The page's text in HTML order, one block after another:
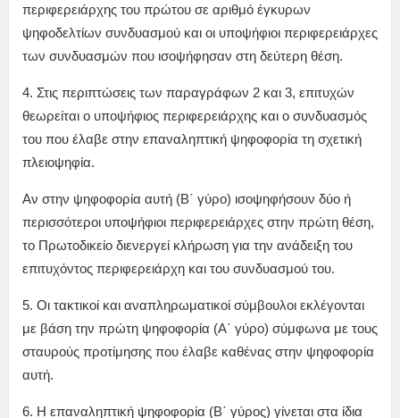
περιφερειάρχης του πρώτου σε αριθμό έγκυρων
ψηφοδελτίων συνδυασμού και οι υποψήφιοι περιφερειάρχες
των συνδυασμών που ισοψήφησαν στη δεύτερη θέση.
4. Στις περιπτώσεις των παραγράφων 2 και 3, επιτυχών
θεωρείται ο υποψήφιος περιφερειάρχης και ο συνδυασμός
του που έλαβε στην επαναληπτική ψηφοφορία τη σχετική
πλειοψηφία.
Αν στην ψηφοφορία αυτή (Β΄ γύρο) ισοψηφήσουν δύο ή
περισσότεροι υποψήφιοι περιφερειάρχες στην πρώτη θέση,
το Πρωτοδικείο διενεργεί κλήρωση για την ανάδειξη του
επιτυχόντος περιφερειάρχη και του συνδυασμού του.
5. Οι τακτικοί και αναπληρωματικοί σύμβουλοι εκλέγονται
με βάση την πρώτη ψηφοφορία (Α΄ γύρο) σύμφωνα με τους
σταυρούς προτίμησης που έλαβε καθένας στην ψηφοφορία
αυτή.
6. Η επαναληπτική ψηφοφορία (Β΄ γύρος) γίνεται στα ίδια